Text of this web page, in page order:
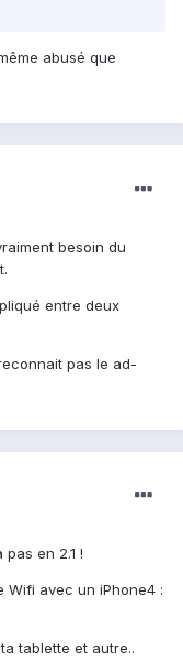
abusé que
besoin du
entre deux
pas le ad-
en 2.1 !
Wifi avec un iPhone4 :
tablette et autre..